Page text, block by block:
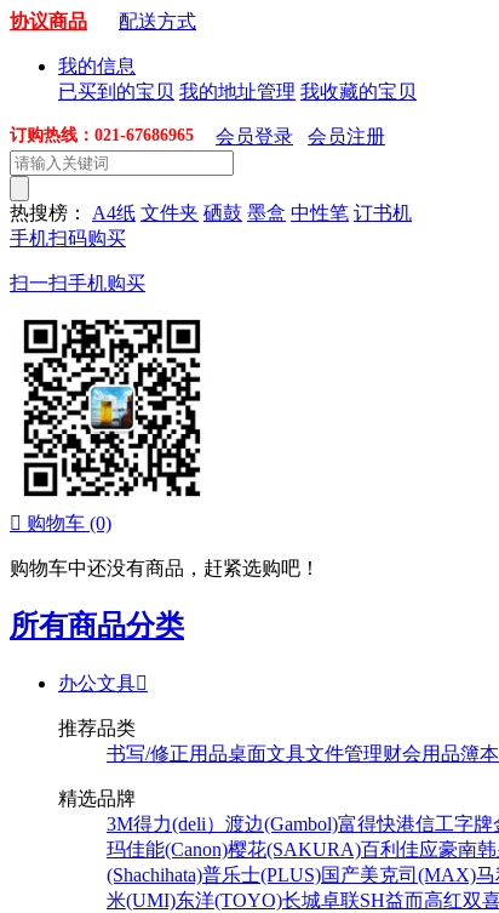
协议商品 配送方式
我的信息
已买到的宝贝 我的地址管理 我收藏的宝贝
订购热线：021-67686965 会员登录 会员注册
热搜榜： A4纸 文件夹 硒鼓 墨盒 中性笔 订书机
手机扫码购买
扫一扫手机购买
 购物车 (0)
购物车中还没有商品，赶紧选购吧！
所有商品分类
办公文具
推荐品类
书写/修正用品桌面文具文件管理财会用品簿
精选品牌
3M得力(deli） 渡边(Gambol)富得快港信工字牌
玛佳能(Canon)樱花(SAKURA)百利佳应豪南
(Shachihata)普乐士(PLUS)国产美克司(MAX)马
米(UMI)东洋(TOYO)长城卓联SH益而高红双